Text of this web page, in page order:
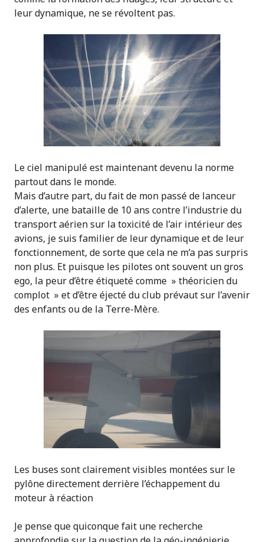
leur dynamique, ne se révoltent pas.
Le ciel manipulé est maintenant devenu la norme
partout dans le monde.
Mais d’autre part, du fait de mon passé de lanceur
d’alerte, une bataille de 10 ans contre l’industrie du
transport aérien sur la toxicité de l’air intérieur des
avions, je suis familier de leur dynamique et de leur
fonctionnement, de sorte que cela ne m’a pas surpris
non plus. Et puisque les pilotes ont souvent un gros
ego, la peur d’être étiqueté comme » théoricien du
complot » et d’être éjecté du club prévaut sur l’avenir
des enfants ou de la Terre-Mère.
Les buses sont clairement visibles montées sur le
pylône directement derrière l’échappement du
moteur à réaction
Je pense que quiconque fait une recherche